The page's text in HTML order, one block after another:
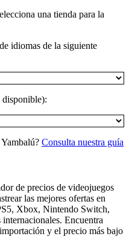
una tienda para la
idiomas de la siguiente
disponible):
Yambalú? Consulta nuestra guía
de precios de videojuegos
las mejores ofertas en
Xbox, Nintendo Switch,
Encuentra
y el precio más bajo